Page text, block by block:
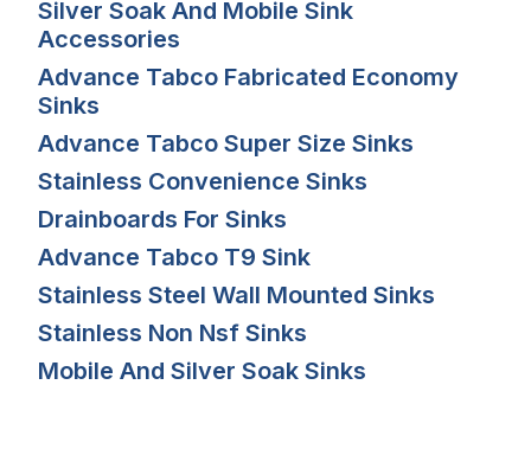
Silver Soak And Mobile Sink
Accessories
Advance Tabco Fabricated Economy
Sinks
Advance Tabco Super Size Sinks
Stainless Convenience Sinks
Drainboards For Sinks
Advance Tabco T9 Sink
Stainless Steel Wall Mounted Sinks
Stainless Non Nsf Sinks
Mobile And Silver Soak Sinks